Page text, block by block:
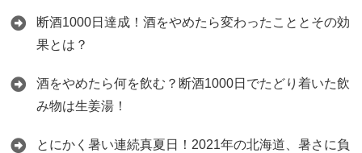
断酒1000日達成！酒をやめたら変わったこととその効
果とは？
酒をやめたら何を飲む？断酒1000日でたどり着いた飲
み物は生姜湯！
とにかく暑い連続真夏日！2021年の北海道、暑さに負